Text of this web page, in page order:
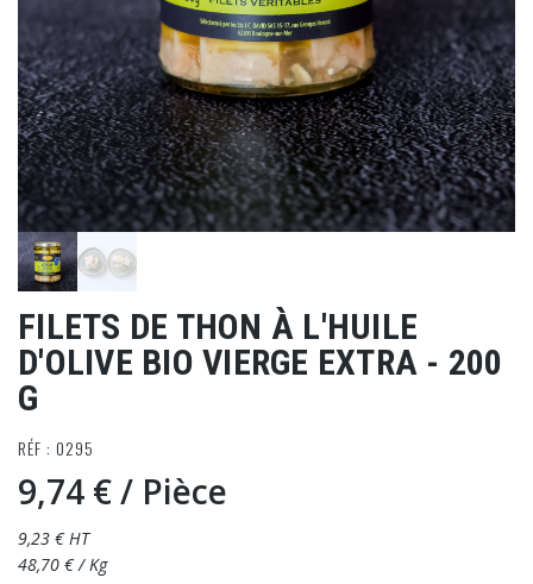
FILETS DE THON À L'HUILE
D'OLIVE BIO VIERGE EXTRA - 200
G
RÉF : 0295
9,74 €/ Pièce
9,23 € HT
48,70 € / Kg